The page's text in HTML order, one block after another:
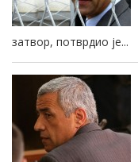
затвор, потврдио је...